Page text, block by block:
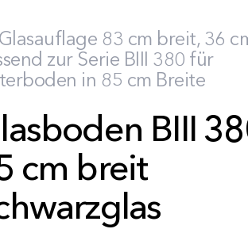
83 cm breit, 36
zur Serie BIII 380 für
in 85 cm Breite
BIII
cm breit